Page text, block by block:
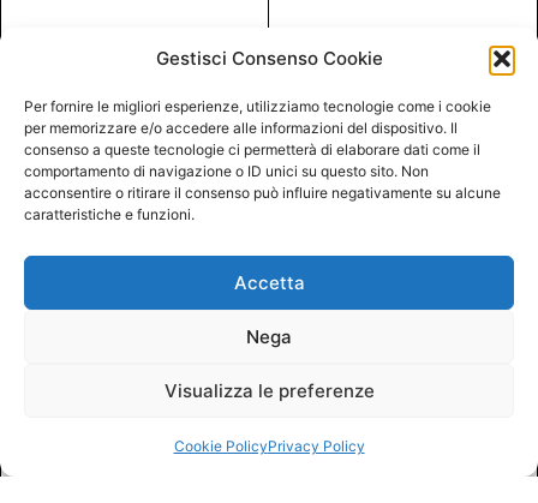
Gestisci Consenso Cookie
Per fornire le migliori esperienze, utilizziamo tecnologie come i cookie
per memorizzare e/o accedere alle informazioni del dispositivo. Il
consenso a queste tecnologie ci permetterà di elaborare dati come il
comportamento di navigazione o ID unici su questo sito. Non
acconsentire o ritirare il consenso può influire negativamente su alcune
caratteristiche e funzioni.
Accetta
Nega
Visualizza le preferenze
Cookie PolicyPrivacy Policy